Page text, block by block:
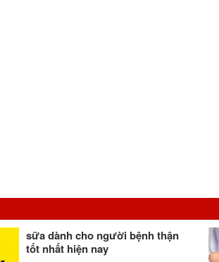
sữa dành cho người bệnh thận
tốt nhất hiện nay